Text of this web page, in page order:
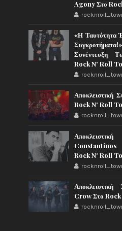
Agony Στο
«Η Ταυτότητα
Συνέντευξη
Rock N' Roll
Αποκλειστική
Rock N' Roll
Rock N' Roll
Crow Στο